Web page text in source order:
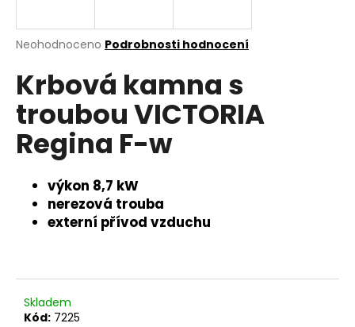
Průměrné
produktu
je
0,0
z
5
hvězdiček.
Neohodnoceno Podrobnosti hodnocení
Krbová kamna s
troubou VICTORIA
Regina F-w
výkon 8,7 kW
nerezová trouba
externí přívod vzduchu
Skladem
Kód: 7225
j
t
?
o